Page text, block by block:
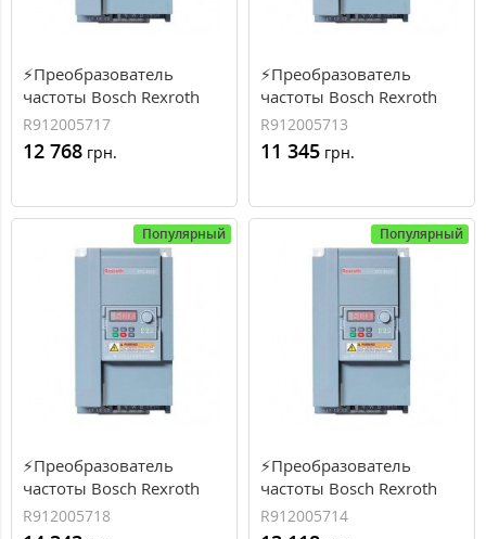
⚡Преобразователь
частоты Bosch Rexroth
EFC3610 0.37 кВт, 1.2 А, 3
фазы (R912005717)
R912005717
12 768 грн.
⚡Преобразователь
частоты Bosch Rexroth
EFC3610 0.37 кВт, 2.3 А, 1
фаза (R912005713)
R912005713
11 345 грн.
Популярный
⚡Преобразователь
частоты Bosch Rexroth
EFC3610 0.75 кВт, 2.1 А, 3
фазы (R912005718)
R912005718
Популярный
⚡Преобразователь
частоты Bosch Rexroth
EFC3610 0.75 кВт, 3.9 А, 1
фаза (R912005714)
R912005714